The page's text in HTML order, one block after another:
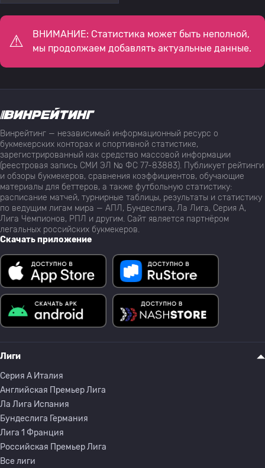
ВНИМАНИЕ: Статистика может быть неполной,
мы продолжаем добавлять актуальные данные.
Винрейтинг — независимый информационный ресурс о
букмекерских конторах и спортивной статистике,
зарегистрированный как средство массовой информации
(реестровая запись СМИ ЭЛ № ФС 77-83883). Публикует рейтинги
и обзоры букмекеров, сравнения коэффициентов, обучающие
материалы для беттеров, а также футбольную статистику:
расписание матчей, турнирные таблицы, результаты и статистику
по ведущим лигам мира — АПЛ, Бундеслига, Ла Лига, Серия А,
Лига Чемпионов, РПЛ и другим. Сайт является партнёром
легальных российских букмекеров.
Скачать приложение
Лиги
Серия A Италия
Английская Премьер Лига
Ла Лига Испания
Бундеслига Германия
Лига 1 Франция
Российская Премьер Лига
Все лиги